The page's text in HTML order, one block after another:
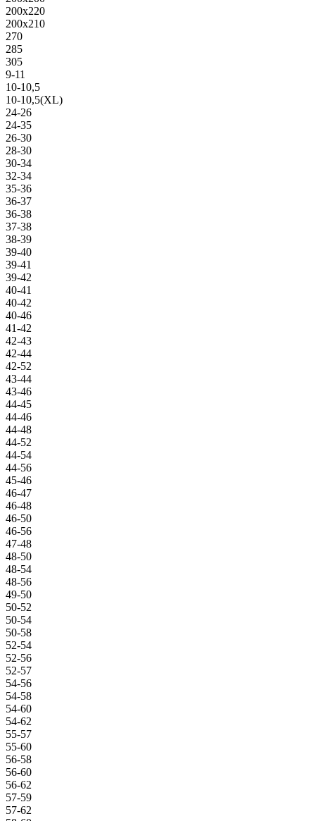
200х220
200х210
270
285
305
9-11
10-10,5
10-10,5(XL)
24-26
24-35
26-30
28-30
30-34
32-34
35-36
36-37
36-38
37-38
38-39
39-40
39-41
39-42
40-41
40-42
40-46
41-42
42-43
42-44
42-52
43-44
43-46
44-45
44-46
44-48
44-52
44-54
44-56
45-46
46-47
46-48
46-50
46-56
47-48
48-50
48-54
48-56
49-50
50-52
50-54
50-58
52-54
52-56
52-57
54-56
54-58
54-60
54-62
55-57
55-60
56-58
56-60
56-62
57-59
57-62